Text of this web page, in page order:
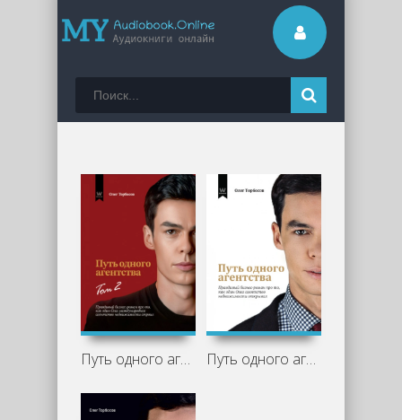
Путь одного агентства. Том 2 - Олег Торбосов Путь одного агентства. Правдивый бизнес-роман про то, как один Олег агентство недвижимости открывал - Олег Торбосов